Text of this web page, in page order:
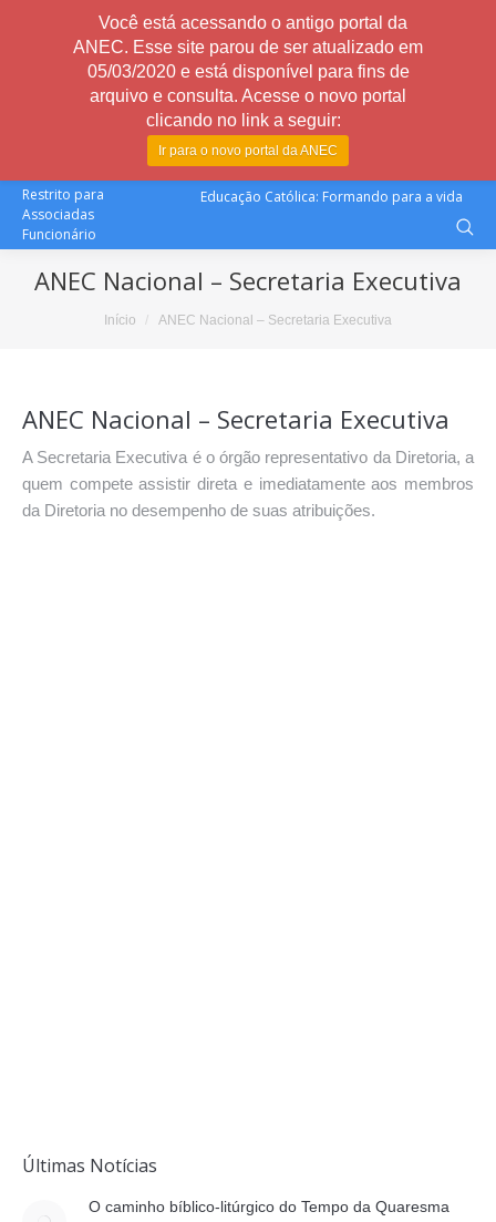
Restrito para
Associadas
Funcionário
Educação Católica: Formando para a vida
ANEC Nacional – Secretaria Executiva
Você está aqui:
Início ANEC Nacional – Secretaria Executiva
ANEC Nacional – Secretaria Executiva
A Secretaria Executiva é o órgão representativo da Diretoria, a
quem compete assistir direta e imediatamente aos membros
da Diretoria no desempenho de suas atribuições.
Últimas Notícias
O caminho bíblico-litúrgico do Tempo da Quaresma
Você está acessando o antigo portal da
ANEC. Esse site parou de ser atualizado em
05/03/2020 e está disponível para fins de
arquivo e consulta. Acesse o novo portal
clicando no link a seguir:
Ir para o novo portal da ANEC